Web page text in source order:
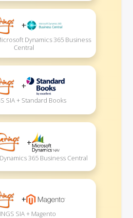
+
Dynamics 365 Business
Central
+
SIA + Standard Books
+
365 Business Central
+
SIA + Magento